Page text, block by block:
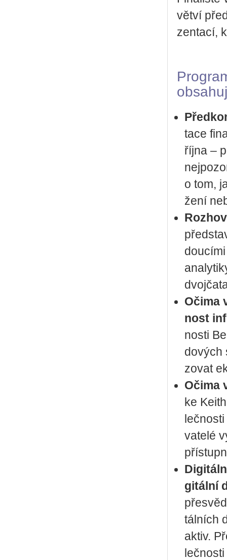
vět­ví
zen­ta­cí,
ta­ce
října –
o tom,
že­ní
Očima
nost
nos­ti
do­vých
zo­vat
Očima
ke
va­te­lé
gi­tál­ní
tál­ních
aktiv.